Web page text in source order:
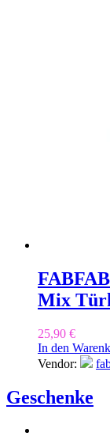
Mix
25,90 €
In den
Vendor:
Geschenke